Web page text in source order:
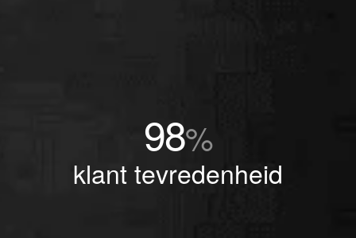
98%
klant tevredenheid